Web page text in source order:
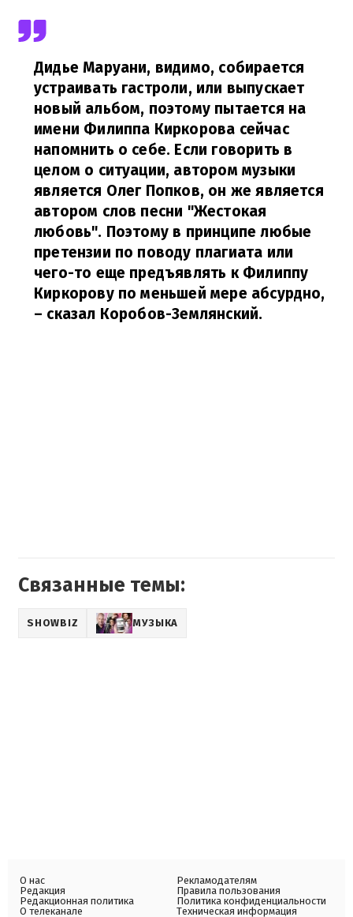
Дидье Маруани, видимо, собирается
устраивать гастроли, или выпускает
новый альбом, поэтому пытается на
имени Филиппа Киркорова сейчас
напомнить о себе. Если говорить в
целом о ситуации, автором музыки
является Олег Попков, он же является
автором слов песни "Жестокая
любовь". Поэтому в принципе любые
претензии по поводу плагиата или
чего-то еще предъявлять к Филиппу
Киркорову по меньшей мере абсурдно,
– сказал Коробов-Землянский.
Связанные темы:
SHOWBIZ МУЗЫКА
О нас
Редакция
Редакционная политика
О телеканале
Рекламодателям
Правила пользования
Политика конфиденциальности
Техническая информация